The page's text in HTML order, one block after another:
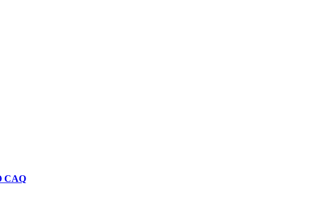
CAQ